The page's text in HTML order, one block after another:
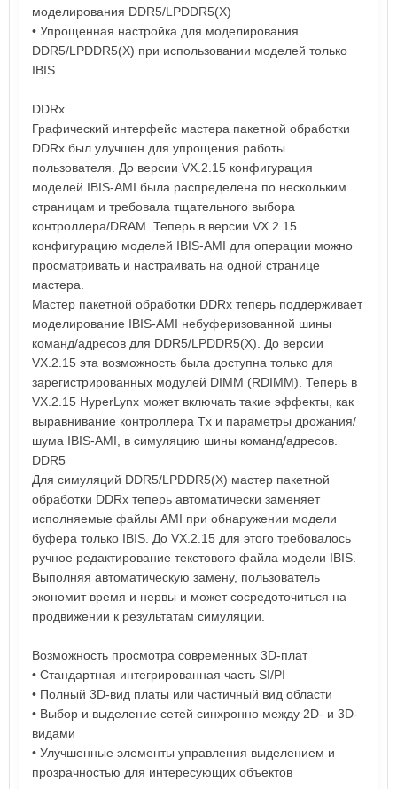
моделирования DDR5/LPDDR5(X)
• Упрощенная настройка для моделирования
DDR5/LPDDR5(X) при использовании моделей только
IBIS
DDRx
Графический интерфейс мастера пакетной обработки
DDRx был улучшен для упрощения работы
пользователя. До версии VX.2.15 конфигурация
моделей IBIS-AMI была распределена по нескольким
страницам и требовала тщательного выбора
контроллера/DRAM. Теперь в версии VX.2.15
конфигурацию моделей IBIS-AMI для операции можно
просматривать и настраивать на одной странице
мастера.
Мастер пакетной обработки DDRx теперь поддерживает
моделирование IBIS-AMI небуферизованной шины
команд/адресов для DDR5/LPDDR5(X). До версии
VX.2.15 эта возможность была доступна только для
зарегистрированных модулей DIMM (RDIMM). Теперь в
VX.2.15 HyperLynx может включать такие эффекты, как
выравнивание контроллера Tx и параметры дрожания/
шума IBIS-AMI, в симуляцию шины команд/адресов.
DDR5
Для симуляций DDR5/LPDDR5(X) мастер пакетной
обработки DDRx теперь автоматически заменяет
исполняемые файлы AMI при обнаружении модели
буфера только IBIS. До VX.2.15 для этого требовалось
ручное редактирование текстового файла модели IBIS.
Выполняя автоматическую замену, пользователь
экономит время и нервы и может сосредоточиться на
продвижении к результатам симуляции.
Возможность просмотра современных 3D-плат
• Стандартная интегрированная часть SI/PI
• Полный 3D-вид платы или частичный вид области
• Выбор и выделение сетей синхронно между 2D- и 3D-
видами
• Улучшенные элементы управления выделением и
прозрачностью для интересующих объектов